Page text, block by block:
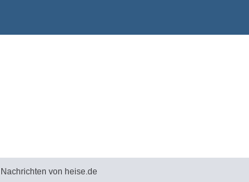
Nachrichten von heise.de